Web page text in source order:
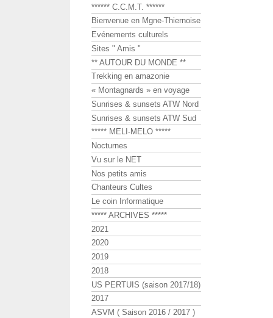
****** C.C.M.T. ******
Bienvenue en Mgne-Thiernoise
Evénements culturels
Sites " Amis "
** AUTOUR DU MONDE **
Trekking en amazonie
« Montagnards » en voyage
Sunrises & sunsets ATW Nord
Sunrises & sunsets ATW Sud
***** MELI-MELO *****
Nocturnes
Vu sur le NET
Nos petits amis
Chanteurs Cultes
Le coin Informatique
***** ARCHIVES *****
2021
2020
2019
2018
US PERTUIS (saison 2017/18)
2017
ASVM ( Saison 2016 / 2017 )